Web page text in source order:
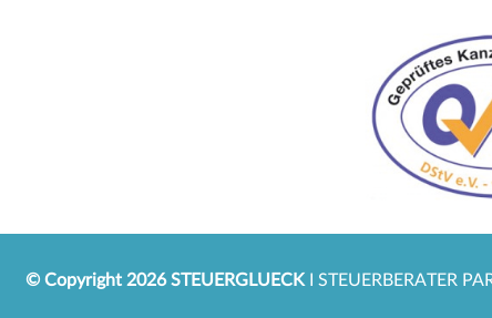
© Copyright 2026 STEUERGLUECK I STEUERBERATER